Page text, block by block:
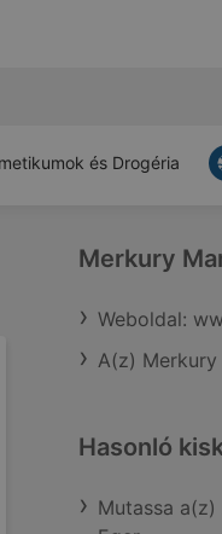
és Drogéria
Merkury
Weboldal:
A(z)
Hasonló
Mutassa